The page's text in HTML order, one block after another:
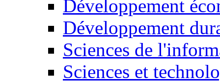
Développement
Développement
Sciences de
Sciences et